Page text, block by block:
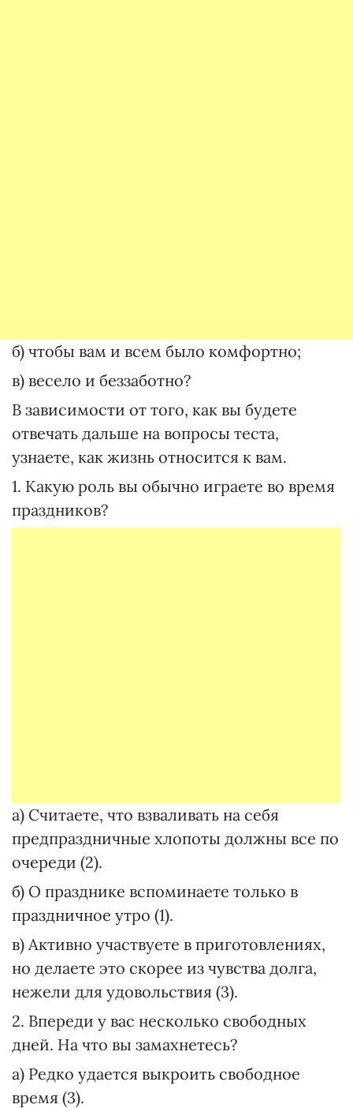
б) чтобы вам и всем было комфортно;
в) весело и беззаботно?
В зависимости от того, как вы будете
отвечать дальше на вопросы теста,
узнаете, как жизнь относится к вам.
1. Какую роль вы обычно играете во время
праздников?
а) Считаете, что взваливать на себя
предпраздничные хлопоты должны все по
очереди (2).
б) О празднике вспоминаете только в
праздничное утро (1).
в) Активно участвуете в приготовлениях,
но делаете это скорее из чувства долга,
нежели для удовольствия (3).
2. Впереди у вас несколько свободных
дней. На что вы замахнетесь?
а) Редко удается выкроить свободное
время (3).